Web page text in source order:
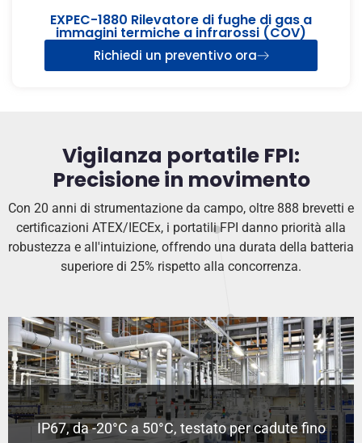
EXPEC-1880 Rilevatore di fughe di gas a
immagini termiche a infrarossi (COV)
Richiedi un preventivo ora
Vigilanza portatile FPI:
Precisione in movimento
Con 20 anni di strumentazione da campo, oltre 888 brevetti e
certificazioni ATEX/IECEx, i portatili FPI danno priorità alla
robustezza e all'intuizione, offrendo una durata della batteria
superiore di 25% rispetto alla concorrenza.
IP67, da -20°C a 50°C, testato per cadute fino